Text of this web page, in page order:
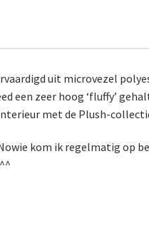
uit microvezel
een zeer hoog ‘fluffy’
met de Plush-
kom ik regelmatig op